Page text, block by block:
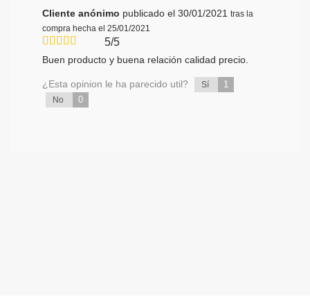
Cliente anónimo publicado el 30/01/2021 tras la
compra hecha el 25/01/2021
5/5
Buen producto y buena relación calidad precio.
¿Esta opinion le ha parecido util? Sí 1
No 0